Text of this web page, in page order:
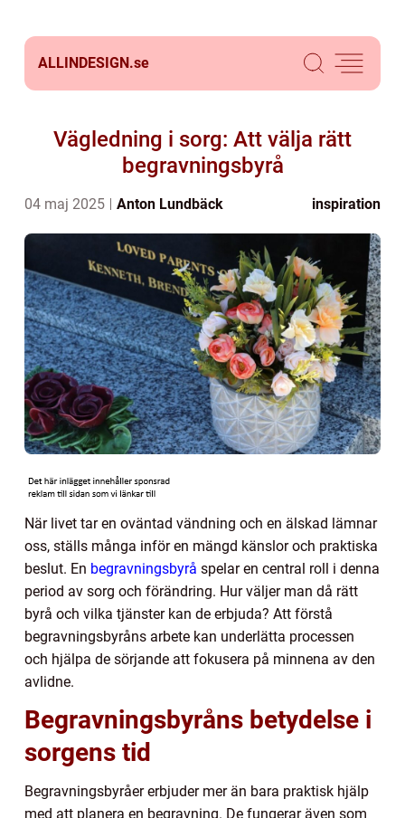
ALLINDESIGN.se
Vägledning i sorg: Att välja rätt
begravningsbyrå
04 maj 2025 Anton Lundbäck inspiration
När livet tar en oväntad vändning och en älskad lämnar
oss, ställs många inför en mängd känslor och praktiska
beslut. En begravningsbyrå spelar en central roll i denna
period av sorg och förändring. Hur väljer man då rätt
byrå och vilka tjänster kan de erbjuda? Att förstå
begravningsbyråns arbete kan underlätta processen
och hjälpa de sörjande att fokusera på minnena av den
avlidne.
Begravningsbyråns betydelse i
sorgens tid
Begravningsbyråer erbjuder mer än bara praktisk hjälp
med att planera en begravning. De fungerar även som